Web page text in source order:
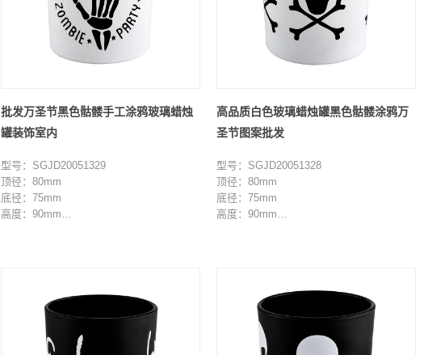
批发万圣节黑色骷髅手工涂鸦玻璃蜡烛
罐装饰室内
型号：SGJD20051329
顶径：80mm
底径：75mm
高度：90mm
高品质白色玻璃蜡烛罐黑色骷髅涂鸦万
圣节图案批发
型号：SGJD20051328
顶径：80mm
底径：75mm
高度：90mm